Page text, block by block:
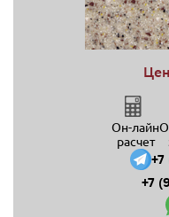
Он-лайн
расчет
+7
+7